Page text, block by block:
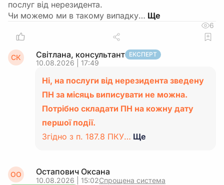
послуг від нерезидента.
Чи можемо ми в такому випадку…
6
СК Світлана, консультант ЕКСПЕРТ
10.08.2026 | 17:49
Ні, на послуги від нерезидента зведену
ПН за місяць виписувати не можна.
Потрібно складати ПН на кожну дату
першої події.
Згідно з п. 187.8 ПКУ… Ще
ОО Остапович Оксана
10.08.2026 | 15:02Спрощена система